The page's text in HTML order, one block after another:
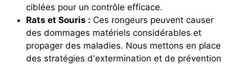
ciblées pour un contrôle efficace.
Rats et Souris : Ces rongeurs peuvent causer
des dommages matériels considérables et
propager des maladies. Nous mettons en place
des stratégies d'extermination et de prévention